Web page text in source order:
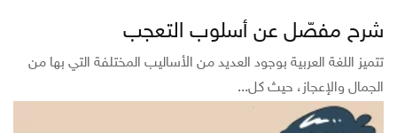
شرح مفصّل عن أسلوب التعجب
تتميز اللغة العربية بوجود العديد من الأساليب المختلفة التي بها من
الجمال والإعجاز، حيث كل...